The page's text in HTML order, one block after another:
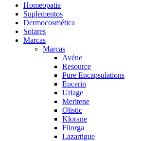
Homeopatia
Suplementos
Dermocosmética
Solares
Marcas
Marcas
Avéne
Resource
Pure Encapsulations
Eucerin
Uriage
Meritene
Olistic
Klorane
Filorga
Lazartigue